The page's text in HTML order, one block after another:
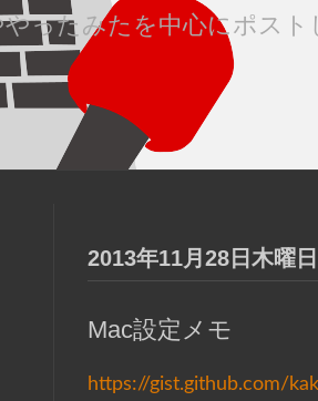
ったみたを中心にポス
2013年11月28日木曜日
Mac設定メモ
https://gist.github.com/